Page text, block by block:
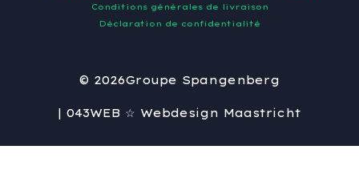
Conditions générales de livraison
Déclaration de confidentialité
© 2026Groupe Spangenberg
| 043WEB ☆ Webdesign Maastricht